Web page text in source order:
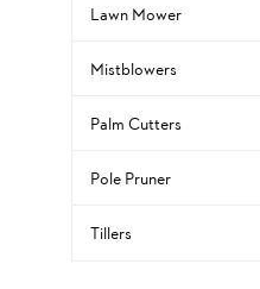
Lawn Mower
Mistblowers
Palm Cutters
Pole Pruner
Tillers